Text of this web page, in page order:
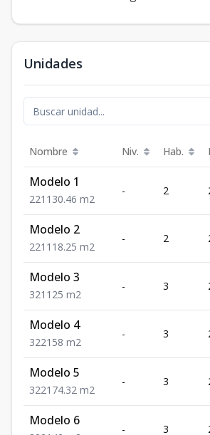
Unidades
Nombre Niv. Hab.
Modelo 1
221 130.46 m2
- 2
Modelo 2
221 118.25 m2
- 2
Modelo 3
321 125 m2
- 3
Modelo 4
322158 m2
- 3
Modelo 5
322174.32 m2
- 3
Modelo 6
- 3